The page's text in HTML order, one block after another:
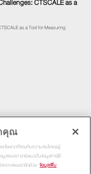
CTSCALE as a
as a Tool for Measuring
คุณ
และโฆษณาที่ตรงกับความสนใจของผู้
ลของเรา เรายังแบ่งปันข้อมูลการใช้
คราะห์ของเราอีกด้วย ข้อมูลเพิ่ม